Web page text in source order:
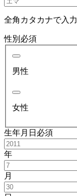
全角カタカナで入力
性別 必須
男性
女性
生年月日 必須
年
月